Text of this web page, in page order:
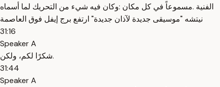
الفنية .مسموعاً في كل مكان :وكان فيه شيء من التحريك لما أسماه
نيتشه "موسيقى جديدة لآذان جديدة" ارتفع برج إيفل فوق العاصمة
31:16
Speaker A
شكرًا لكم، ولكن.
31:44
Speaker A